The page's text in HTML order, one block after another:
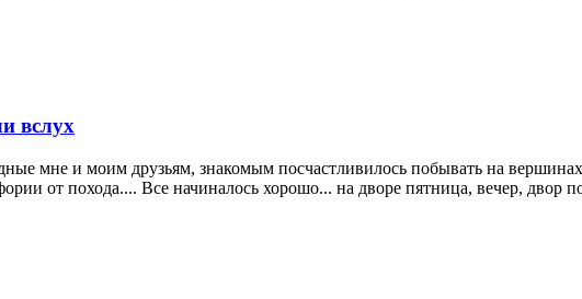
вслух
мне и моим друзьям, знакомым посчастливилось побывать на
от похода.... Все начиналось хорошо... на дворе пятница, вечер,